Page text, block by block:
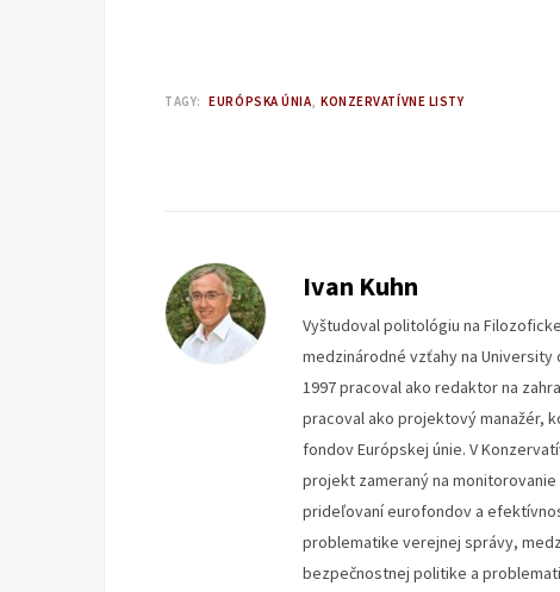
TAGY: EURÓPSKA ÚNIA KONZERVATÍVNE LISTY
Ivan Kuhn
Vyštudoval politológiu na
medzinárodné vzťahy na University
1997 pracoval ako redaktor na
pracoval ako projektový manažér,
fondov Európskej únie. V
projekt zameraný na
prideľovaní eurofondov a
problematike verejnej správy,
bezpečnostnej politike a